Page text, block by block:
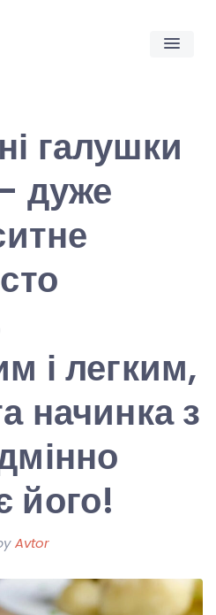
галушки
дуже
і легким,
начинка з
його!
Avtor